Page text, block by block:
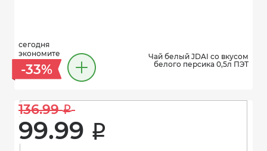
сегодня
экономите
-33%
Чай белый JDAI со вкусом
белого персика 0,5л ПЭТ
136.99 i
99.99 i